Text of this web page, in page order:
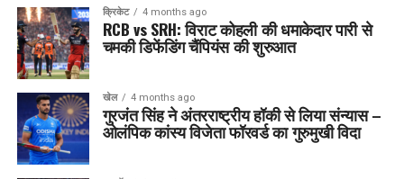
क्रिकेट 4 months ago
RCB vs SRH: विराट कोहली की धमाकेदार पारी से
चमकी डिफेंडिंग चैंपियंस की शुरुआत
खेल 4 months ago
गुरजंत सिंह ने अंतरराष्ट्रीय हॉकी से लिया संन्यास –
ओलंपिक कांस्य विजेता फॉरवर्ड का गुरुमुखी विदा